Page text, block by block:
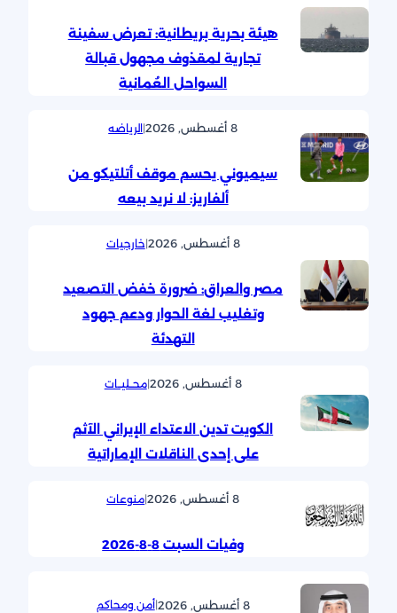
هيئة بحرية بريطانية: تعرض سفينة
تجارية لمقذوف مجهول قبالة
السواحل العُمانية
8 أغسطس, 2026 |الرياضه
سيميوني يحسم موقف أتلتيكو من
ألفاريز: لا نريد بيعه
8 أغسطس, 2026 |خارجيات
مصر والعراق: ضرورة خفض التصعيد
وتغليب لغة الحوار ودعم جهود
التهدئة
8 أغسطس, 2026 |محــليــات
الكويت تدين الاعتداء الإيراني الآثم
على إحدى الناقلات الإماراتية
8 أغسطس, 2026 |منوعات
وفيات السبت 8-8-2026
8 أغسطس, 2026 |أمن ومحاكم